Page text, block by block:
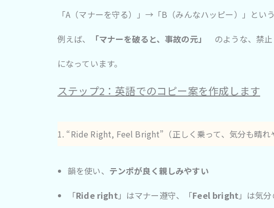
「A（マナーを守る）」→「B（みんなハッピー）」とい
例えば、
「マナーを破ると、事故の元」 のような、禁
になっています。
ステップ2：英語でのコピー案を作成します
1. “Ride Right, Feel Bright”（正しく乗って、気分も晴れ
韻を使い、 テンポが良く親しみやすい
「Ride right 」はマナー遵守、「Feel bright 」は気